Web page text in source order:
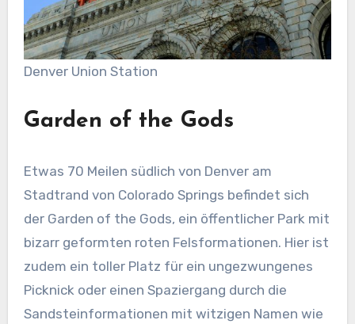
Denver Union Station
Garden of the Gods
Etwas 70 Meilen südlich von Denver am
Stadtrand von Colorado Springs befindet sich
der Garden of the Gods, ein öffentlicher Park mit
bizarr geformten roten Felsformationen. Hier ist
zudem ein toller Platz für ein ungezwungenes
Picknick oder einen Spaziergang durch die
Sandsteinformationen mit witzigen Namen wie